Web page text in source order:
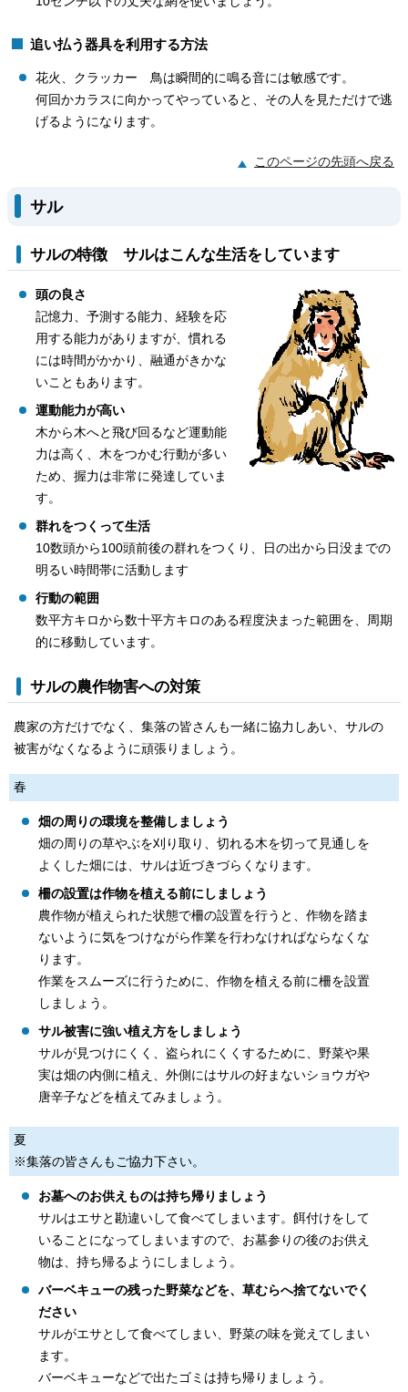
追い払う器具を利用する方法
花火、クラッカー 鳥は瞬間的に鳴る音には敏感です。
何回かカラスに向かってやっていると、その人を見ただけで逃
げるようになります。
このページの先頭へ戻る
サル
サルの特徴 サルはこんな生活をしています
頭の良さ
記憶力、予測する能力、経験を応
用する能力がありますが、慣れる
には時間がかかり、融通がきかな
いこともあります。
運動能力が高い
木から木へと飛び回るなど運動能
力は高く、木をつかむ行動が多い
ため、握力は非常に発達していま
す。
群れをつくって生活
10数頭から100頭前後の群れをつくり、日の出から日没までの
明るい時間帯に活動します
行動の範囲
数平方キロから数十平方キロのある程度決まった範囲を、周期
的に移動しています。
サルの農作物害への対策
農家の方だけでなく、集落の皆さんも一緒に協力しあい、サルの
被害がなくなるように頑張りましょう。
春
畑の周りの環境を整備しましょう
畑の周りの草やぶを刈り取り、切れる木を切って見通しを
よくした畑には、サルは近づきづらくなります。
柵の設置は作物を植える前にしましょう
農作物が植えられた状態で柵の設置を行うと、作物を踏ま
ないように気をつけながら作業を行わなければならなくな
ります。
作業をスムーズに行うために、作物を植える前に柵を設置
しましょう。
サル被害に強い植え方をしましょう
サルが見つけにくく、盗られにくくするために、野菜や果
実は畑の内側に植え、外側にはサルの好まないショウガや
唐辛子などを植えてみましょう。
夏
※集落の皆さんもご協力下さい。
お墓へのお供えものは持ち帰りましょう
サルはエサと勘違いして食べてしまいます。餌付けをして
いることになってしまいますので、お墓参りの後のお供え
物は、持ち帰るようにしましょう。
バーベキューの残った野菜などを、草むらへ捨てないでく
ださい
サルがエサとして食べてしまい、野菜の味を覚えてしまい
ます。
バーベキューなどで出たゴミは持ち帰りましょう。